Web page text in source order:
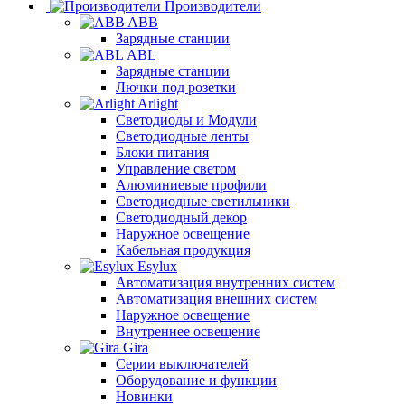
Производители
ABB
Зарядные станции
ABL
Зарядные станции
Лючки под розетки
Arlight
Светодиоды и Модули
Светодиодные ленты
Блоки питания
Управление светом
Алюминиевые профили
Светодиодные светильники
Светодиодный декор
Наружное освещение
Кабельная продукция
Esylux
Автоматизация внутренних систем
Автоматизация внешних систем
Наружное освещение
Внутреннее освещение
Gira
Серии выключателей
Оборудование и функции
Новинки